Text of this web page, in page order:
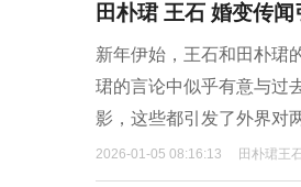
田朴珺 王石 婚变传闻
新年伊始，王石和田朴珺
珺的言论中似乎有意与过
影，这些都引发了外界对
2026-01-05 08:16:13 田朴珺王